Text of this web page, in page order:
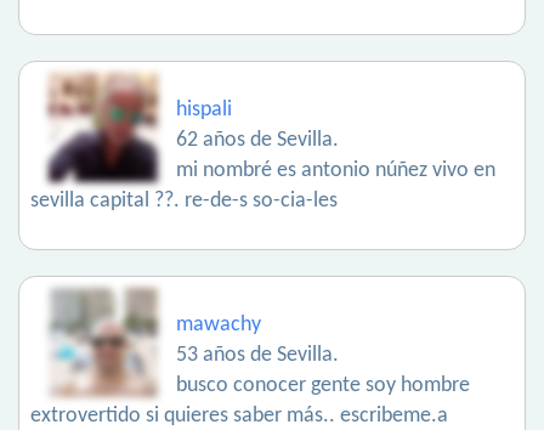
hispali
62 años de Sevilla.
mi nombré es antonio núñez vivo en
sevilla capital ??. re-de-s so-cia-les
mawachy
53 años de Sevilla.
busco conocer gente soy hombre
extrovertido si quieres saber más.. escribeme.a